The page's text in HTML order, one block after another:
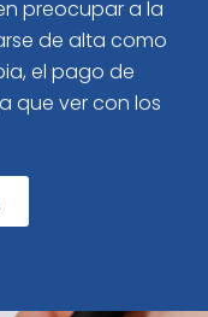
preocupar a la
de alta como
el pago de
que ver con los